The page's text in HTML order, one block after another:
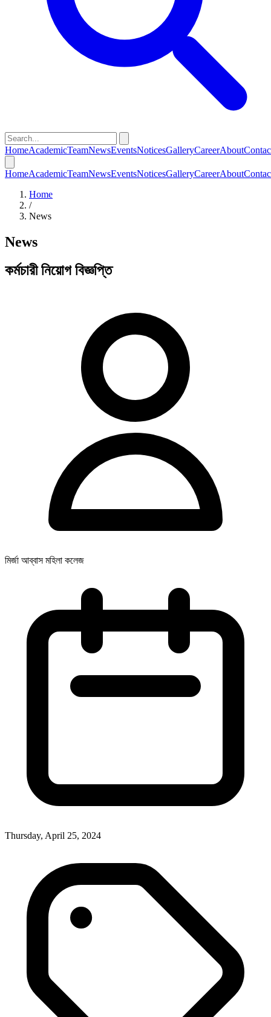
HomeAcademicTeamNewsEventsNoticesGalleryCareerAbout
HomeAcademicTeamNewsEventsNoticesGalleryCareerAbout
Home
/
News
News
কর্মচারী নিয়োগ বিজ্ঞপ্তি
মির্জা আব্বাস মহিলা কলেজ
Thursday, April 25, 2024